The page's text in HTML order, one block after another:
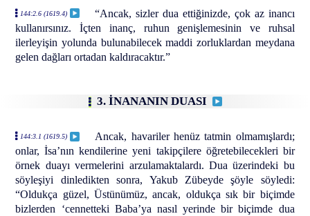
144:2.6 (1619.4)
“Ancak, sizler dua ettiğinizde, çok az inancı
kullanırsınız. İçten inanç, ruhun genişlemesinin ve ruhsal
ilerleyişin yolunda bulunabilecek maddi zorluklardan meydana
gelen dağları ortadan kaldıracaktır.”
3. İNANANIN DUASI
144:3.1 (1619.5)
Ancak, havariler henüz tatmin olmamışlardı;
onlar, İsa’nın kendilerine yeni takipçilere öğretebilecekleri bir
örnek duayı vermelerini arzulamaktalardı. Dua üzerindeki bu
söyleşiyi dinledikten sonra, Yakub Zübeyde şöyle söyledi:
“Oldukça güzel, Üstünümüz, ancak, oldukça sık bir biçimde
bizlerden ‘cennetteki Baba’ya nasıl yerinde bir biçimde dua